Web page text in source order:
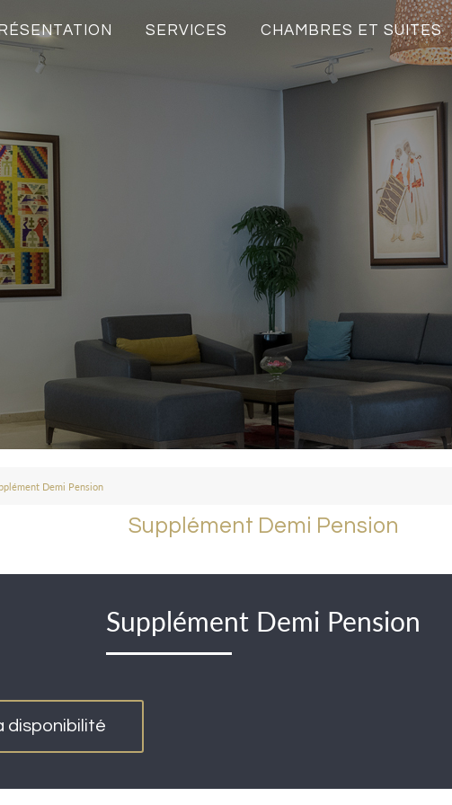
SERVICES CHAMBRES ET SUITES
Demi Pension
Supplément Demi Pension
Supplément Demi Pension
disponibilité